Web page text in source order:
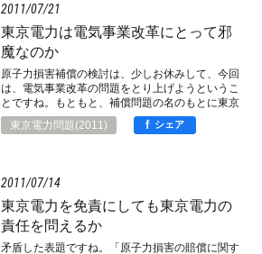
2011 07 21
東京電力は電気事業改革にとって邪
魔なのか
原子力損害補償の検討は、少しお休みして、今回
は、電気事業改革の問題をとり上げようというこ
とですね。もともと、補償問題の名のもとに東京
電力解体を論じ、勝手な電気事業改革を展開する
向きに、強く反対してきたのだと思いますが、視
東京電力問題(2011) f シェア
2011 07 14
東京電力を免責にしても東京電力の
責任を問えるか
矛盾した表題ですね。「原子力損害の賠償に関す